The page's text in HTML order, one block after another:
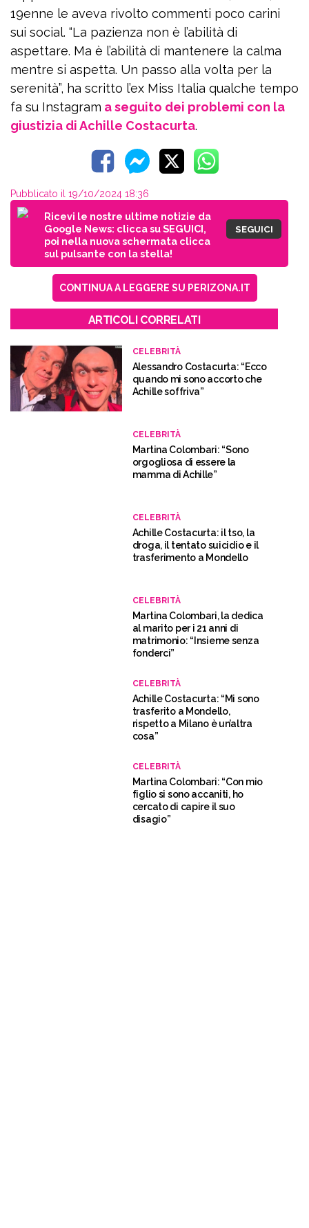
19enne le aveva rivolto commenti poco carini
sui social. “La pazienza non è l’abilità di
aspettare. Ma è l’abilità di mantenere la calma
mentre si aspetta. Un passo alla volta per la
serenità”, ha scritto l’ex Miss Italia qualche tempo
fa su Instagram a seguito dei problemi con la
giustizia di Achille Costacurta.
Pubblicato il 19/10/2024 18:36
Ricevi le nostre ultime notizie da
Google News: clicca su SEGUICI,
poi nella nuova schermata clicca
sul pulsante con la stella!
SEGUICI
CONTINUA A LEGGERE SU PERIZONA.IT
ARTICOLI CORRELATI
CELEBRITÀ
Alessandro Costacurta: “Ecco
quando mi sono accorto che
Achille soffriva”
CELEBRITÀ
Martina Colombari: “Sono
orgogliosa di essere la
mamma di Achille”
CELEBRITÀ
Achille Costacurta: il tso, la
droga, il tentato suicidio e il
trasferimento a Mondello
CELEBRITÀ
Martina Colombari, la dedica
al marito per i 21 anni di
matrimonio: “Insieme senza
fonderci”
CELEBRITÀ
Achille Costacurta: “Mi sono
trasferito a Mondello,
rispetto a Milano è un’altra
cosa”
CELEBRITÀ
Martina Colombari: “Con mio
figlio si sono accaniti, ho
cercato di capire il suo
disagio”